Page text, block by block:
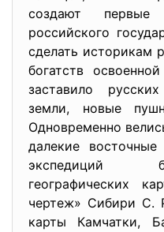
создают
российского
сделать историкам
богатств
заставило
земли, новые
Одновременно
далекие
экспедиций
географических
чертеж» Сибири С.
карты Камчатки,